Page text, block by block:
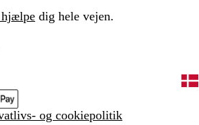
dig hele vejen.
og cookiepolitik